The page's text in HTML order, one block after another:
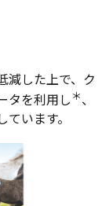
減した上で、ク
タを利用し ＊、
います。